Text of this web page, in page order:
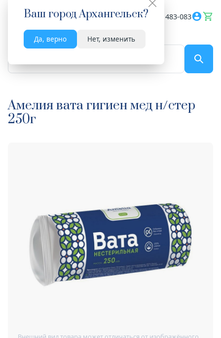
Ваш городАрхангельск?
Да, верно Нет, изменить
Весь сайт 8182 483-083
Амелия вата гигиен мед н/стер
250г